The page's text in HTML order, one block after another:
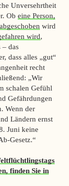
Unversehrtheit
Ob eine Person,
wird
wird,
– das
dass alles „gut“
recht
„Wir
schalen Gefühl
Gefährdungen
Wenn der
Ländern ernst
Juni keine
Gesetz.“
finden Sie in